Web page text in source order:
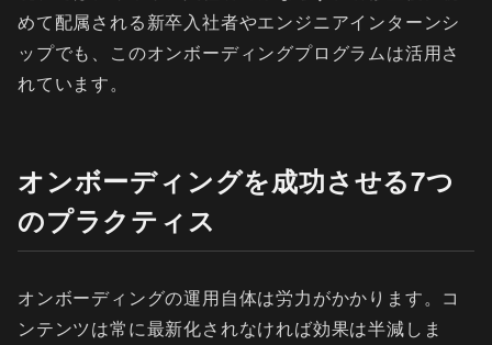
めて配属される新卒入社者やエンジニアインターンシ
ップでも、このオンボーディングプログラムは活用さ
れています。
オンボーディングを成功させる7つ
のプラクティス
オンボーディングの運用自体は労力がかかります。コ
ンテンツは常に最新化されなければ効果は半減しま